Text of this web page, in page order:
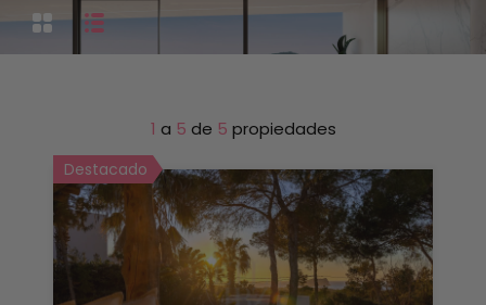
1 a 5 de 5 propiedades
Destacado